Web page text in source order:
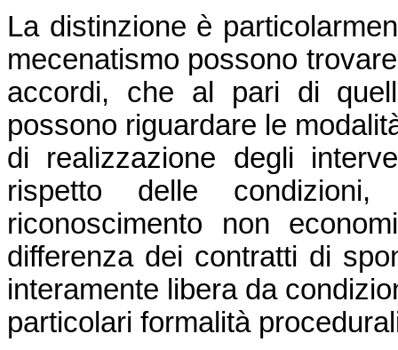
La distinzione è
mecenatismo possono
accordi, che al pari di
possono riguardare le
di realizzazione degli
rispetto delle
riconoscimento non
differenza dei contratti di
interamente libera da
particolari formalità